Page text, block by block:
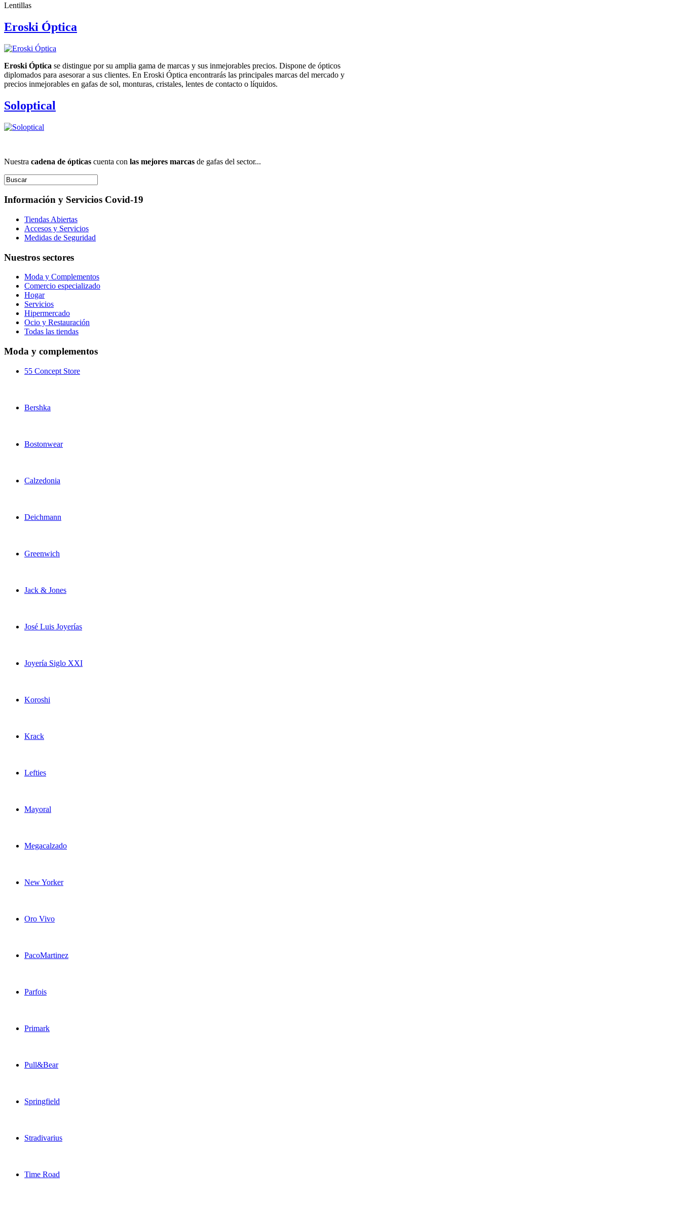
Lentillas
Eroski Óptica
Eroski Óptica se distingue por su amplia gama de marcas y sus inmejorables precios. Dispone de ópticos
diplomados para asesorar a sus clientes. En Eroski Óptica encontrarás las principales marcas del mercado y
precios inmejorables en gafas de sol, monturas, cristales, lentes de contacto o líquidos.
Soloptical
Nuestra cadena de ópticas cuenta con las mejores marcas de gafas del sector...
Información y Servicios Covid-19
Tiendas Abiertas
Accesos y Servicios
Medidas de Seguridad
Nuestros sectores
Moda y Complementos
Comercio especializado
Hogar
Servicios
Hipermercado
Ocio y Restauración
Todas las tiendas
Moda y complementos
55 Concept Store
Bershka
Bostonwear
Calzedonia
Deichmann
Greenwich
Jack & Jones
José Luis Joyerías
Joyería Siglo XXI
Koroshi
Krack
Lefties
Mayoral
Megacalzado
New Yorker
Oro Vivo
PacoMartinez
Parfois
Primark
Pull&Bear
Springfield
Stradivarius
Time Road